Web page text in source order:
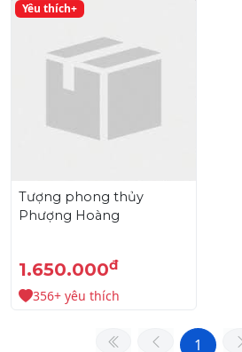
Yêu thích+
Tượng phong thủy
Phượng Hoàng
1.650.000đ
356+ yêu thích
1